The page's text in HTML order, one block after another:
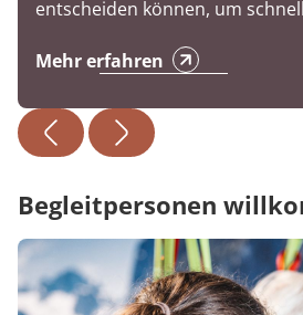
entscheiden können, um
Mehr erfahren
Begleitpersonen